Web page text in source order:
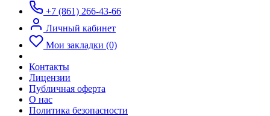
+7 (861) 266-43-66
Личный кабинет
Мои закладки (0)
Контакты
Лицензии
Публичная оферта
О нас
Политика безопасности